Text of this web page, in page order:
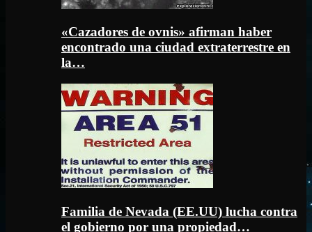
«Cazadores de ovnis» afirman haber
encontrado una ciudad extraterrestre en
la…
Familia de Nevada (EE.UU) lucha contra
el gobierno por una propiedad…